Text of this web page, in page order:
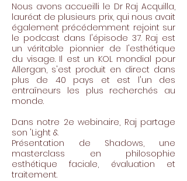
injectables.
Nous avons accueilli le Dr Raj Acquilla,
lauréat de plusieurs prix, qui nous avait
également précédemment rejoint sur
le podcast dans l'épisode 37. Raj est
un véritable pionnier de l'esthétique
du visage. Il est un KOL mondial pour
Allergan, s'est produit en direct dans
plus de 40 pays et est l'un des
entraîneurs les plus recherchés au
monde.
Dans notre 2e webinaire, Raj partage
son 'Light &
Présentation de Shadows, une
masterclass en philosophie
esthétique faciale, évaluation et
traitement.